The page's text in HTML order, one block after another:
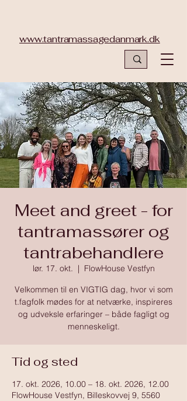
www.tantramassagedanmark.dk
Meet and greet - for
tantramassører og
tantrabehandlere
lør. 17. okt.
  |
FlowHouse Vestfyn
Velkommen til en VIGTIG dag, hvor vi som
t.fagfolk mødes for at netværke, inspireres
og udveksle erfaringer – både fagligt og
menneskeligt.
Tid og sted
17. okt. 2026, 10.00 – 18. okt. 2026, 12.00
FlowHouse Vestfyn, Billeskovvej 9, 5560